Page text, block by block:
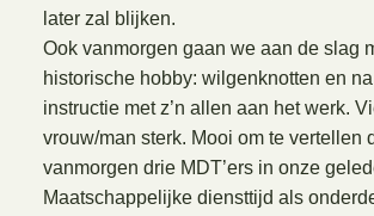
later zal blijken.
Ook vanmorgen gaan we aan de slag
historische hobby: wilgenknotten en
instructie met z’n allen aan het werk.
vrouw/man sterk. Mooi om te vertellen
vanmorgen drie MDT’ers in onze
Maatschappelijke diensttijd als